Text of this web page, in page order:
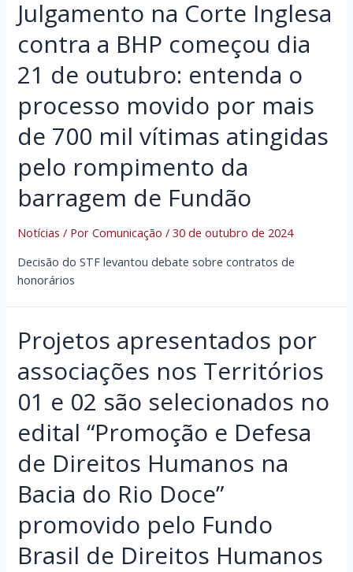
Julgamento na Corte Inglesa
contra a BHP começou dia
21 de outubro: entenda o
processo movido por mais
de 700 mil vítimas atingidas
pelo rompimento da
barragem de Fundão
Notícias / PorComunicação/30 de outubro de 2024
Decisão do STF levantou debate sobre contratos de
honorários
Projetos apresentados por
associações nos Territórios
01 e 02 são selecionados no
edital “Promoção e Defesa
de Direitos Humanos na
Bacia do Rio Doce”
promovido pelo Fundo
Brasil de Direitos Humanos